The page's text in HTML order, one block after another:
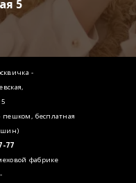
5
-
бесплатная
77
фабрике